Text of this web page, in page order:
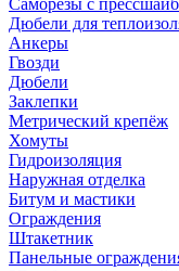
Саморезы с
Дюбели для
Анкеры
Гвозди
Дюбели
Заклепки
Метрический крепёж
Хомуты
Гидроизоляция
Наружная отделка
Битум и мастики
Ограждения
Штакетник
Панельные